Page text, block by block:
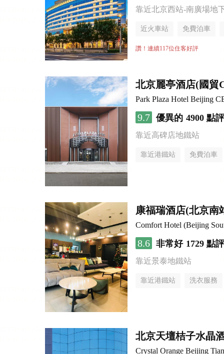
靠近北京西站-南廣場地
近火車站 免費泊車
讚！連續117位住客好評
北京麗亭酒店(國貿
Park Plaza Hotel Beijing
9.7 優異的 4900 點評
靠近高碑店地鐵站
靠近港鐵站 免費泊車
康福瑞酒店(北京南
Comfort Hotel (Beijing
8.6 非常好 1729 點評
靠近景泰地鐵站
靠近港鐵站 洗衣服務
北京天壇桔子水晶
Crystal Orange Beijing